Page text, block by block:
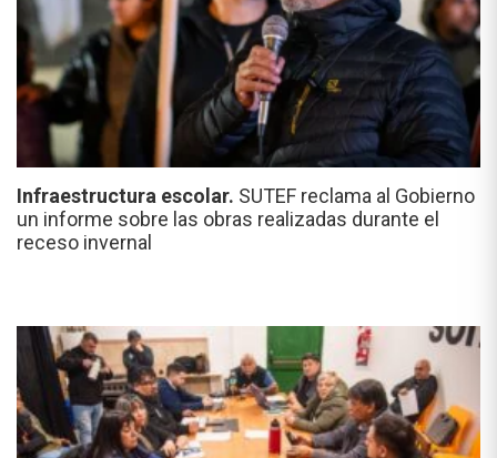
Infraestructura escolar. SUTEF reclama al Gobierno
un informe sobre las obras realizadas durante el
receso invernal